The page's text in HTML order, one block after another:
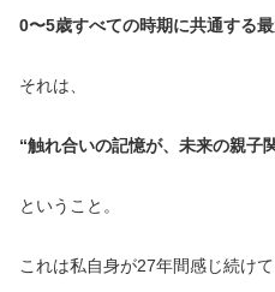
0〜5歳すべての時期に共通する
それは、
“触れ合いの記憶が、未来の親子
ということ。
これは私自身が27年間感じ続けて